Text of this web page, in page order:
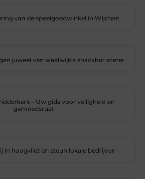
van de speelgoedwinkel in Wijchen
juweel van waalwijk's snackbar scene
– Uw gids voor veiligheid en
gemoedsrust
in hoogvliet en steun lokale bedrijven